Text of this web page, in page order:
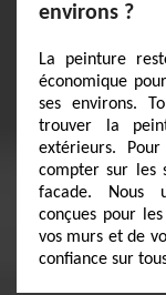
environs ?
La peinture
économique
ses environs.
trouver la
extérieurs.
compter sur les
facade. Nous
conçues pour
vos murs et de
confiance sur